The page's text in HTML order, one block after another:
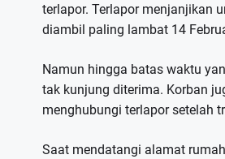
terlapor. Terlapor menjanjikan
diambil paling lambat 14
Namun hingga batas waktu
tak kunjung diterima. Korban
menghubungi terlapor setelah
Saat mendatangi alamat